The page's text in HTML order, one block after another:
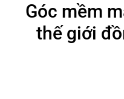
Manufacture
Góc mềm
thế giới